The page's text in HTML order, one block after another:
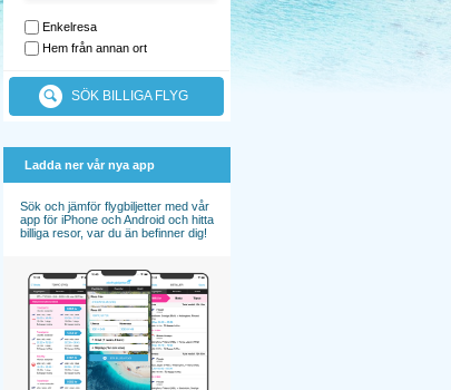
Enkelresa
Hem från annan ort
SÖK BILLIGA FLYG
Ladda ner vår nya app
Sök och jämför flygbiljetter med vår
app för iPhone och Android och hitta
billiga resor, var du än befinner dig!